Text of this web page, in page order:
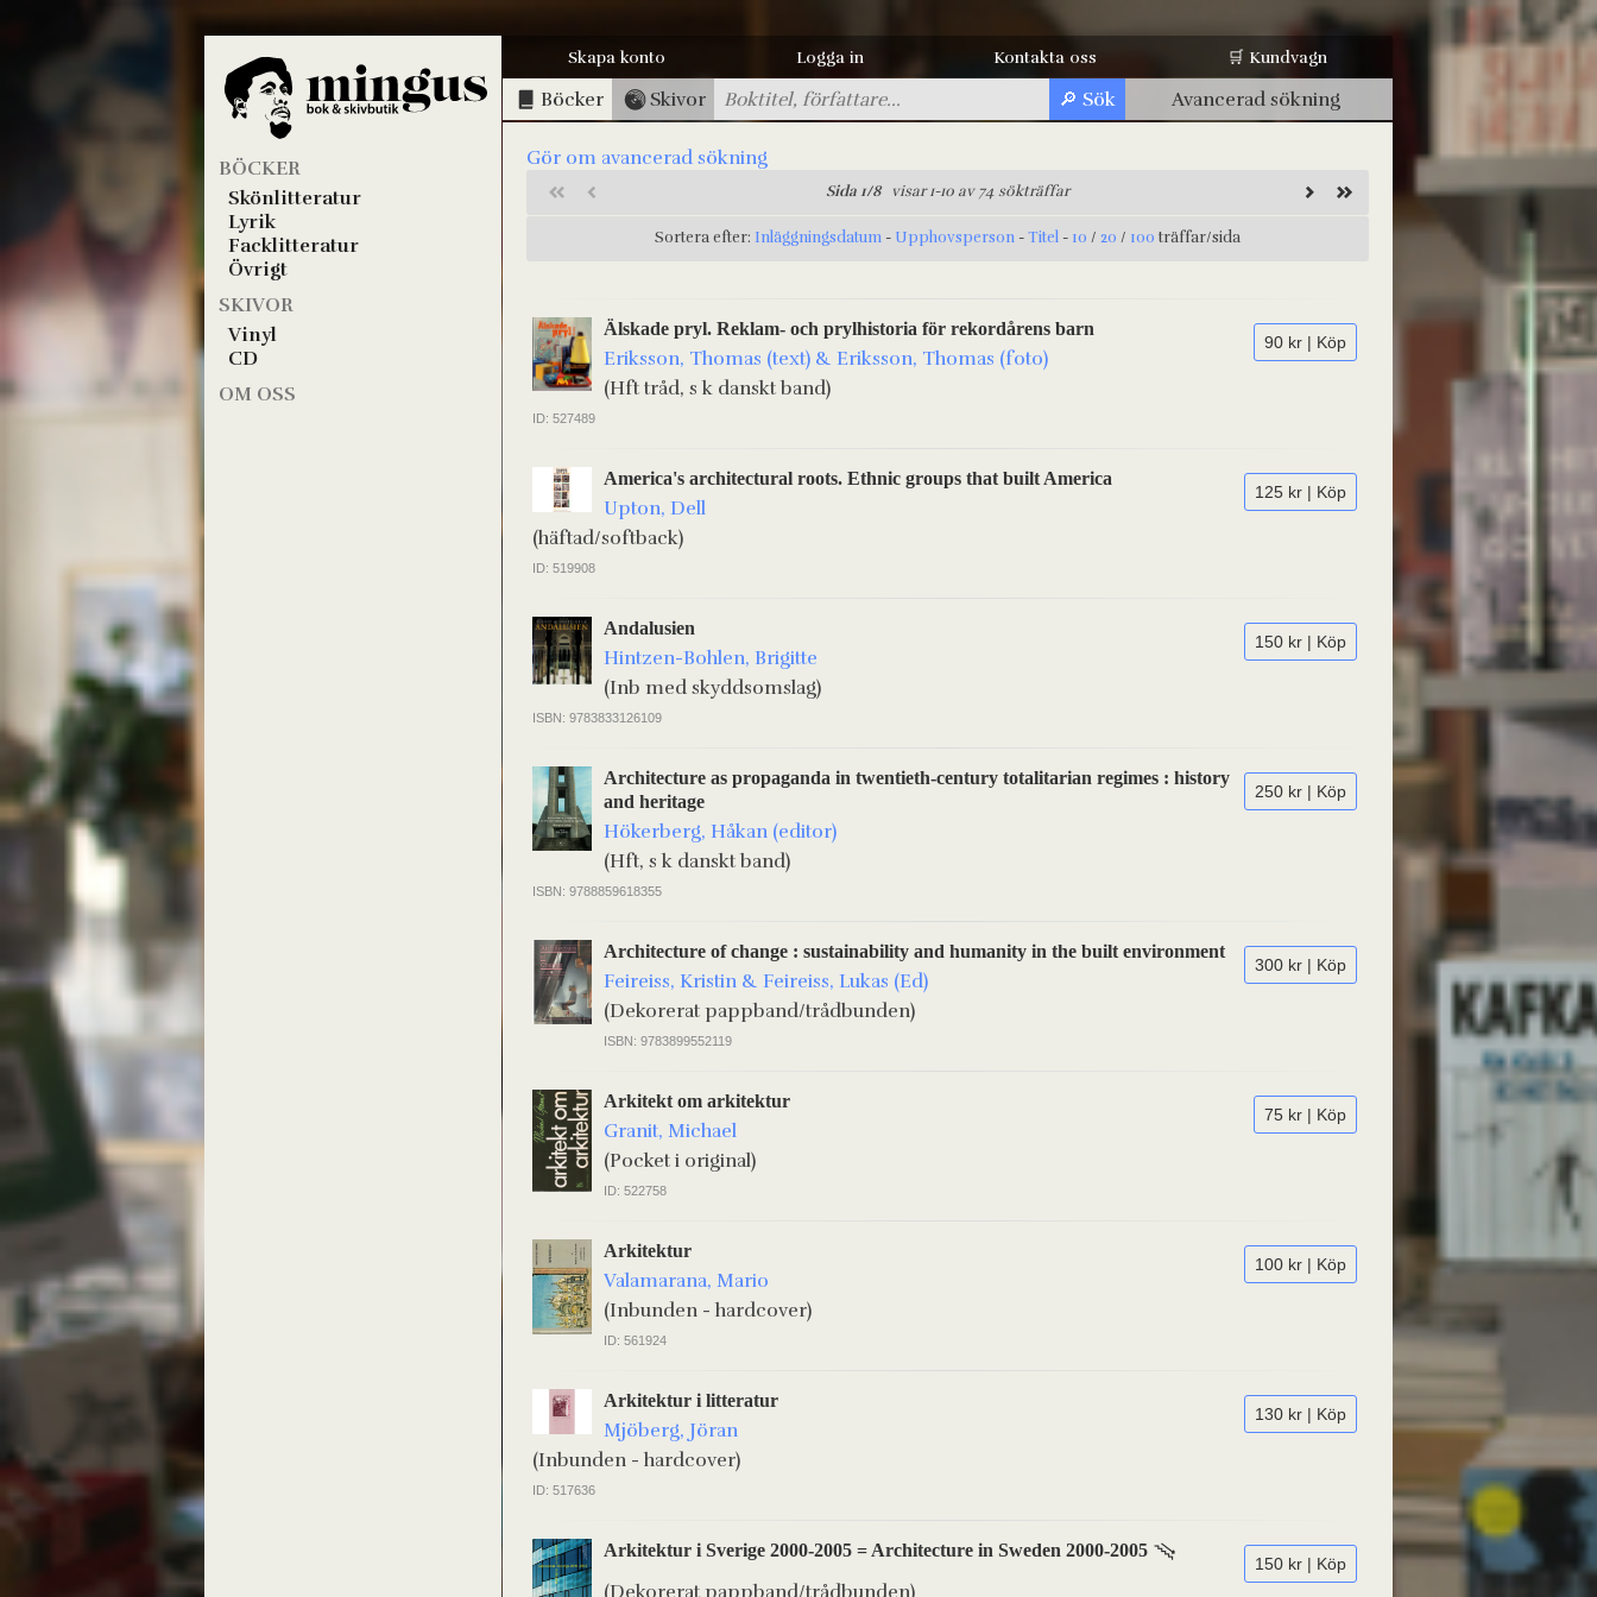
BÖCKER
Skönlitteratur
Lyrik
Facklitteratur
Övrigt
SKIVOR
Vinyl
CD
OM OSS
Skapa konto Logga in Kontakta oss 🛒 Kundvagn
Böcker Skivor Avancerad sökning
Gör om avancerad sökning
Sida 1/8visar 1-10 av 74 sökträffar
Sortera efter: Inläggningsdatum - Upphovsperson -Titel - 10 / 20 / 100 träffar/sida
90 kr | Köp
Älskade pryl. Reklam- och prylhistoria för rekordårens barn
Eriksson, Thomas (text) & Eriksson, Thomas (foto)
(Hft tråd, s k danskt band)
ID: 527489
125 kr | Köp
America's architectural roots. Ethnic groups that built America
Upton, Dell
(häftad/softback)
ID: 519908
150 kr | Köp
Andalusien
Hintzen-Bohlen, Brigitte
(Inb med skyddsomslag)
ISBN: 9783833126109
250 kr | Köp
Architecture as propaganda in twentieth-century totalitarian regimes : history
and heritage
Hökerberg, Håkan (editor)
(Hft, s k danskt band)
ISBN: 9788859618355
300 kr | Köp
Architecture of change : sustainability and humanity in the built environment
Feireiss, Kristin & Feireiss, Lukas (Ed)
(Dekorerat pappband/trådbunden)
ISBN: 9783899552119
75 kr | Köp
Arkitekt om arkitektur
Granit, Michael
(Pocket i original)
ID: 522758
100 kr | Köp
Arkitektur
Valamarana, Mario
(Inbunden - hardcover)
ID: 561924
130 kr | Köp
Arkitektur i litteratur
Mjöberg, Jöran
(Inbunden - hardcover)
ID: 517636
150 kr | Köp
Arkitektur i Sverige 2000-2005 = Architecture in Sweden 2000-2005
(Dekorerat pappband/trådbunden)